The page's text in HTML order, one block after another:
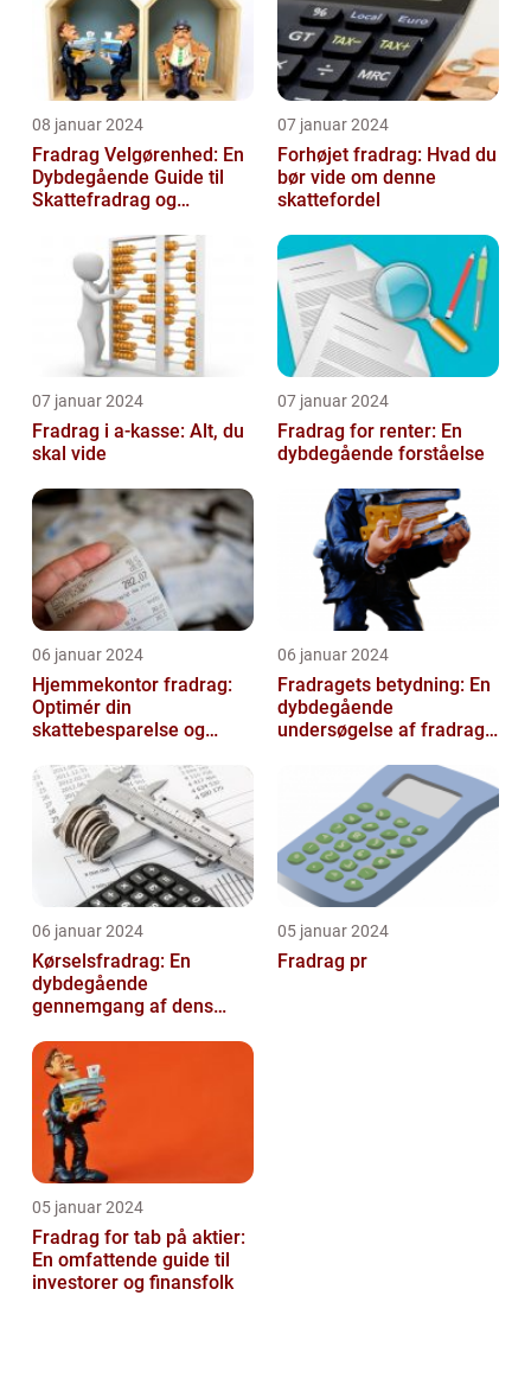
08 januar 2024
Fradrag Velgørenhed: En
Dybdegående Guide til
Skattefradrag og
07 januar 2024
Forhøjet fradrag: Hvad du
bør vide om denne
skattefordel
07 januar 2024
Fradrag i a-kasse: Alt, du
skal vide
07 januar 2024
Fradrag for renter: En
dybdegående forståelse
06 januar 2024
Hjemmekontor fradrag:
Optimér din
skattebesparelse og
06 januar 2024
Fradragets betydning: En
dybdegående
undersøgelse af fradrag
06 januar 2024
Kørselsfradrag: En
dybdegående
gennemgang af dens
over tid
05 januar 2024
Fradrag pr
05 januar 2024
Fradrag for tab på aktier:
En omfattende guide til
investorer og finansfolk